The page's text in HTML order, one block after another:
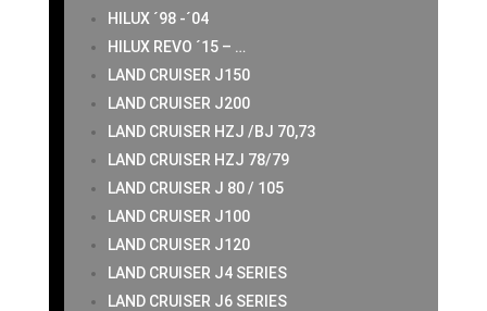
HILUX ´98 -´04
HILUX REVO ´15 – …
LAND CRUISER J150
LAND CRUISER J200
LAND CRUISER HZJ /BJ 70,73
LAND CRUISER HZJ 78/79
LAND CRUISER J 80 / 105
LAND CRUISER J100
LAND CRUISER J120
LAND CRUISER J4 SERIES
LAND CRUISER J6 SERIES